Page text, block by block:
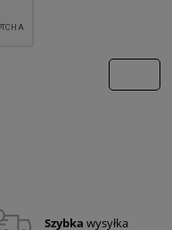
Szybka wysyłka